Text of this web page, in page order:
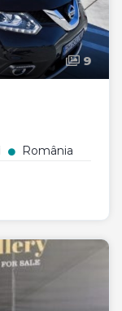
9
România